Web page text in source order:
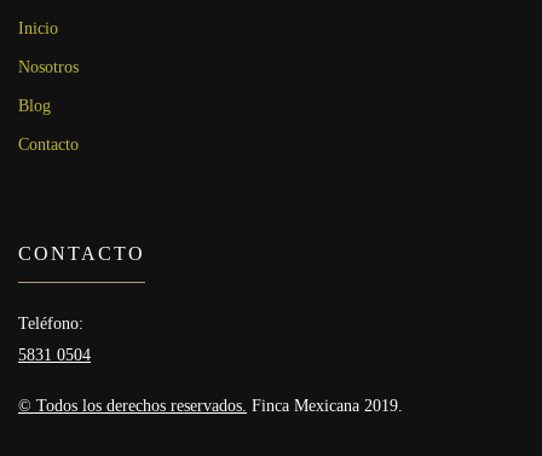
Inicio
Nosotros
Blog
Contacto
CONTACTO
Teléfono:
5831 0504
© Todos los derechos reservados. Finca Mexicana 2019.